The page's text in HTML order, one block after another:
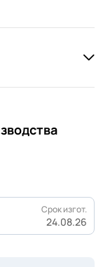
Срок изгот.
24.08.26